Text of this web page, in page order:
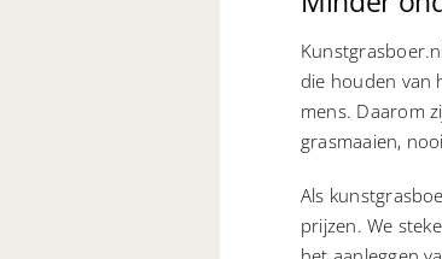
die houden van
mens. Daarom
grasmaaien,
Als
prijzen. We